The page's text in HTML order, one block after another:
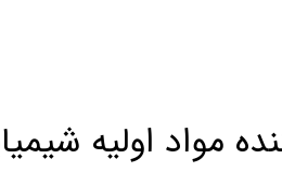
مواد اولیه